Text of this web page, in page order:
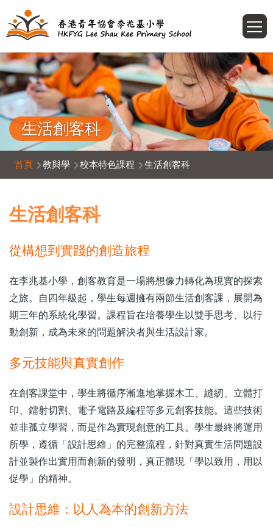
移至主內容
生活創客科
導
航
連
結
首頁 教與學 校本特色課程 生活創客科
生活創客科
從構想到實踐的創造旅程
在李兆基小學，創客教育是一場將想像力轉化為現實的探索
之旅。自四年級起，學生每週擁有兩節生活創客課，展開為
期三年的系統化學習。課程旨在培養學生以雙手思考、以行
動創新，成為未來的問題解決者與生活設計家。
多元技能與真實創作
在創客課堂中，學生將循序漸進地掌握木工、縫紉、立體打
印、鐳射切割、電子電路及編程等多元創客技能。這些技術
並非孤立學習，而是作為實現創意的工具。學生最終將運用
所學，遵循「設計思維」的完整流程，針對真實生活問題設
計並製作出實用而創新的發明，真正體現「學以致用，用以
促學」的精神。
設計思維：以人為本的創新方法